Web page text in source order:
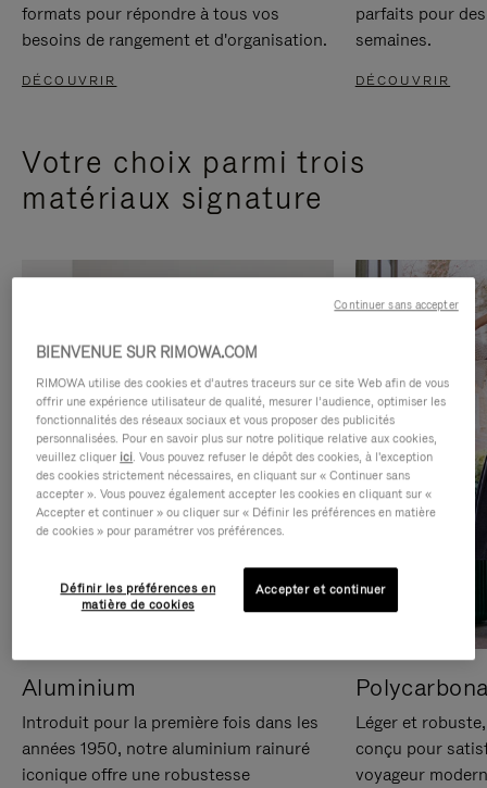
formats pour répondre à tous vos
besoins de rangement et d'organisation.
DÉCOUVRIR
parfaits pour
semaines.
DÉCOUVRIR
Votre choix parmi trois
matériaux signature
Aluminium
Introduit pour la première fois dans les
années 1950, notre aluminium rainuré
iconique offre une robustesse
Léger et
conçu pour
voyageur
BIENVENUE SUR RIMOWA.COM
RIMOWA utilise des cookies et d’autres traceurs sur ce site Web afin de vous
offrir une expérience utilisateur de qualité, mesurer l’audience, optimiser les
fonctionnalités des réseaux sociaux et vous proposer des publicités
personnalisées. Pour en savoir plus sur notre politique relative aux cookies,
veuillez cliquer ici. Vous pouvez refuser le dépôt des cookies, à l'exception
des cookies strictement nécessaires, en cliquant sur « Continuer sans
accepter ». Vous pouvez également accepter les cookies en cliquant sur «
Accepter et continuer » ou cliquer sur « Définir les préférences en matière
de cookies » pour paramétrer vos préférences.
Définir les préférences en
matière de cookies
Accepter et continuer
Continuer sans accepter